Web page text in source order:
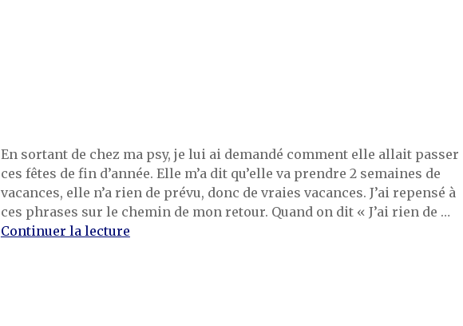
En sortant de chez ma psy, je lui ai demandé comment elle allait passer
ces fêtes de fin d’année. Elle m’a dit qu’elle va prendre 2 semaines de
vacances, elle n’a rien de prévu, donc de vraies vacances. J’ai repensé à
ces phrases sur le chemin de mon retour. Quand on dit « J’ai rien de …
Continuer la lecturede « Rien de prévu »